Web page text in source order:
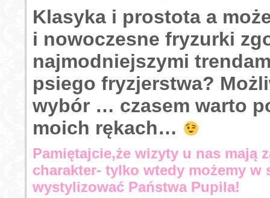
Klasyka i prostota a
i nowoczesne fryzurki
najmodniejszymi
psiego fryzjerstwa?
wybór … czasem warto
moich rękach…
Pamiętajcie,że wizyty u nas mają
charakter- tylko wtedy możemy w
wystylizować Państwa Pupila!